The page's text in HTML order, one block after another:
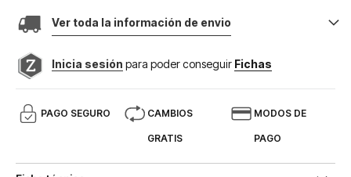
Ver toda la información de envio
Inicia sesión para poder conseguir Fichas
PAGO SEGURO CAMBIOS
GRATIS
MODOS DE
PAGO